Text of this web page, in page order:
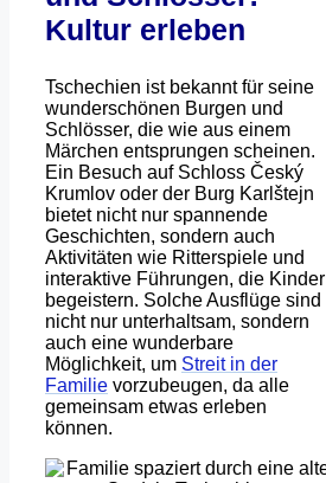
Kultur erleben
Tschechien ist bekannt für seine
wunderschönen Burgen und
Schlösser, die wie aus einem
Märchen entsprungen scheinen.
Ein Besuch auf Schloss Český
Krumlov oder der Burg Karlštejn
bietet nicht nur spannende
Geschichten, sondern auch
Aktivitäten wie Ritterspiele und
interaktive Führungen, die Kinder
begeistern. Solche Ausflüge sind
nicht nur unterhaltsam, sondern
auch eine wunderbare
Möglichkeit, um Streit in der
Familie vorzubeugen, da alle
gemeinsam etwas erleben
können.